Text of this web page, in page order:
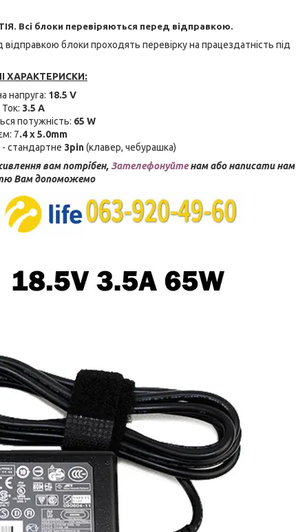
Всі блоки перевіряються перед відправкою.
відправкою блоки проходять перевірку на працездатність під
ХАРАКТЕРИСКИ:
напруга: 18.5 V
Ток: 3.5 A
потужність: 65 W
7.4 x 5.0mm
стандартне 3pin(клавер, чебурашка)
вам потрібен, Зателефонуйтенам або написати нам
Вам допоможемо